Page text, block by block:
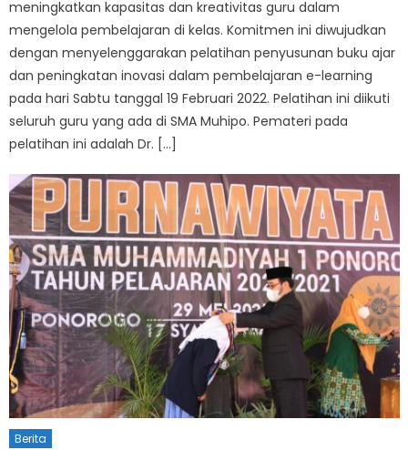
meningkatkan kapasitas dan kreativitas guru dalam
mengelola pembelajaran di kelas. Komitmen ini diwujudkan
dengan menyelenggarakan pelatihan penyusunan buku ajar
dan peningkatan inovasi dalam pembelajaran e-learning
pada hari Sabtu tanggal 19 Februari 2022. Pelatihan ini diikuti
seluruh guru yang ada di SMA Muhipo. Pemateri pada
pelatihan ini adalah Dr. […]
Berita